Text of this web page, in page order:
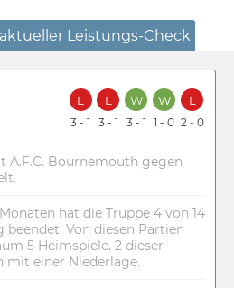
Leistungs-Check
L
3 - 1
L
3 - 1
W
3 - 1
W
1 - 0
L
2 - 0
A.F.C. Bournemouth gegen
hat die Truppe 4 von 14
Von diesen Partien
5 Heimspiele. 2 dieser
mit einer Niederlage.